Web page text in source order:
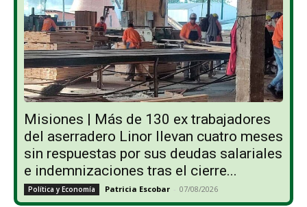
Misiones | Más de 130 ex trabajadores
del aserradero Linor llevan cuatro meses
sin respuestas por sus deudas salariales
e indemnizaciones tras el cierre...
Política y Economía Patricia Escobar - 07/08/2026